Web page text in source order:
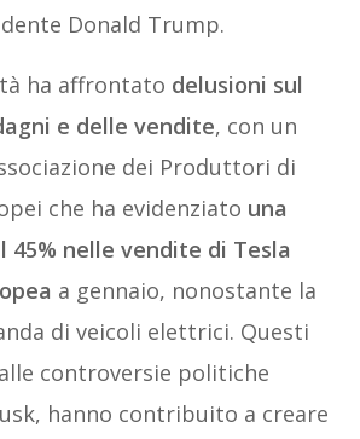
Donald Trump.
ha affrontato delusioni sul
e delle vendite, con un
dei Produttori di
che ha evidenziato una
45% nelle vendite di Tesla
a gennaio, nonostante la
di veicoli elettrici. Questi
controversie politiche
hanno contribuito a creare